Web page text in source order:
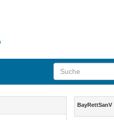
Inhalt
BayRettSanV